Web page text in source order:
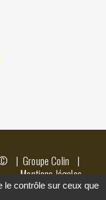
| Groupe Colin |
Mentions légales
© |
le contrôle sur ceux que